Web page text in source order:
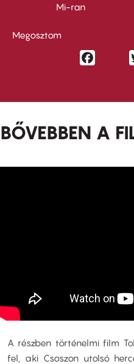
Mi-ran
Megosztom
BŐVEBBEN A
A részben történelmi film
fel, aki Csoszon utolsó